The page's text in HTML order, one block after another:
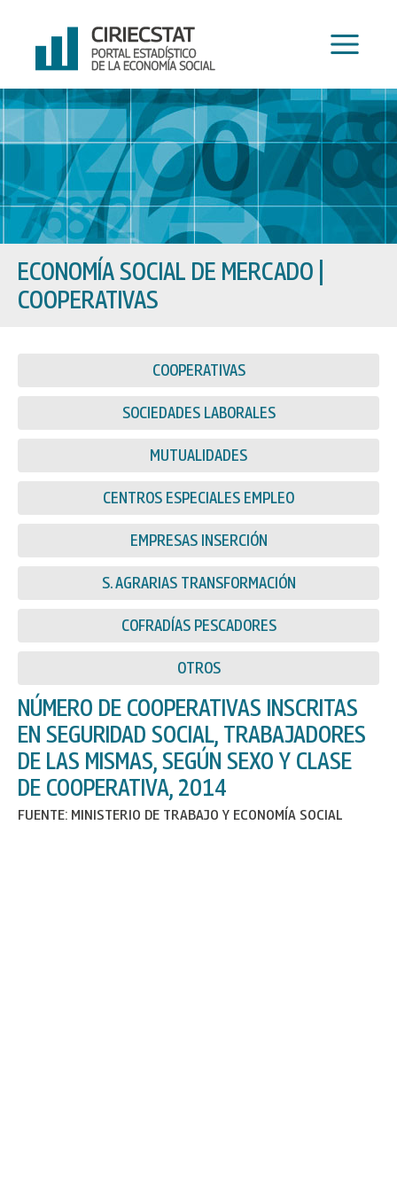
contenido
ECONOMÍA SOCIAL DE MERCADO
COOPERATIVAS
COOPERATIVAS
SOCIEDADES LABORALES
MUTUALIDADES
CENTROS ESPECIALES EMPLEO
EMPRESAS INSERCIÓN
S. AGRARIAS TRANSFORMACIÓN
COFRADÍAS PESCADORES
OTROS
NÚMERO DE COOPERATIVAS INSCRITAS
EN SEGURIDAD SOCIAL, TRABAJADORES
DE LAS MISMAS, SEGÚN SEXO Y CLASE
DE COOPERATIVA, 2014
FUENTE: MINISTERIO DE TRABAJO Y ECONOMÍA SOCIAL